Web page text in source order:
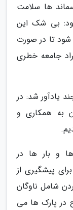
ها سلامت
بی شک این
شود تا در صورت
جامعه خطری
یادآور شد: در
به همکاری و
ها و بار ها در
پیشگیری از
شامل ناوگان
در پارک ها می